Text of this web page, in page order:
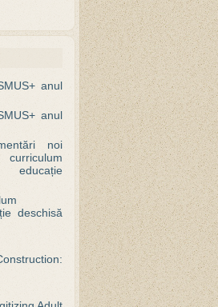
anul
anul
noi
deschisă